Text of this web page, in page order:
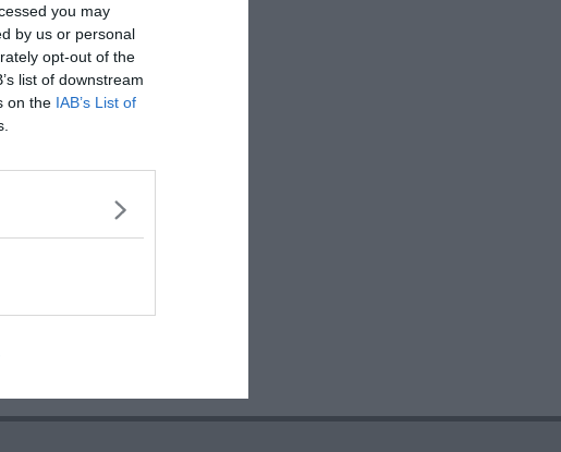
you may
by us or personal
opt-out of the
list of downstream
on the IAB’s List of